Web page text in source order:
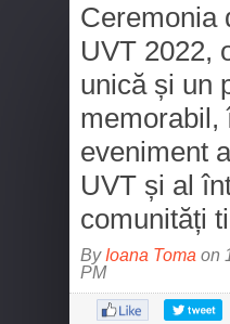
Ceremonia
UVT 2022,
unică și un
memorabil,
eveniment
UVT și al
comunități
By Ioana Toma on
PM